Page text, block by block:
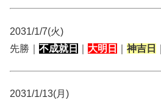
2031/1/7(火)
先勝｜ 不成就日 大明日 神吉日
2031/1/13(月)